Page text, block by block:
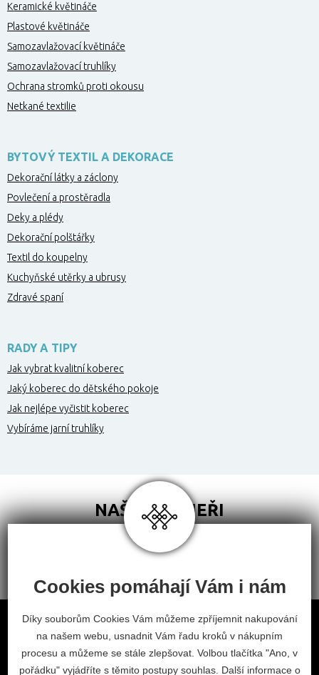
Keramické květináče
Plastové květináče
Samozavlažovací květináče
Samozavlažovací truhlíky
Ochrana stromků proti okousu
Netkané textilie
BYTOVÝ TEXTIL A DEKORACE
Dekorační látky a záclony
Povlečení a prostěradla
Deky a plédy
Dekorační polštářky
Textil do koupelny
Kuchyňské utěrky a ubrusy
Zdravé spaní
RADY A TIPY
Jak vybrat kvalitní koberec
Jaký koberec do dětského pokoje
Jak nejlépe vyčistit koberec
Vybíráme jarní truhlíky
NAŠI PARTNEŘI
Obchodní podmínky
Odstoupení od smlouvy
Nastavení cookies
Cookies pomáhají Vám i nám
Díky souborům Cookies Vám můžeme zpříjemnit nakupování
na našem webu, usnadnit Vám řadu kroků v nákupním
procesu a můžeme se stále zlepšovat. Volbou tlačítka "Ano, v
pořádku" vyjádříte s těmito postupy souhlas. Další informace o